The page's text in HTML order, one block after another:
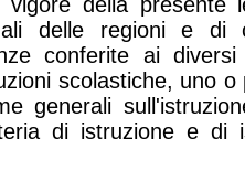
delle regioni e
conferite ai
scolastiche, uno
generali
di istruzione e di